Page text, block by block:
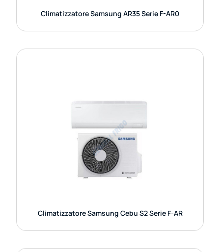
Climatizzatore Samsung AR35 Serie F-AR0
Climatizzatore Samsung Cebu S2 Serie F-AR
CLIMATIZZATORE SAMSUNG CEBU S2
Il climatizzatore Samsung Cebu S2 Serie F-AR è
un sistema monosplit pensato per offrire comfort,
efficienza energetica e controllo intelligente.